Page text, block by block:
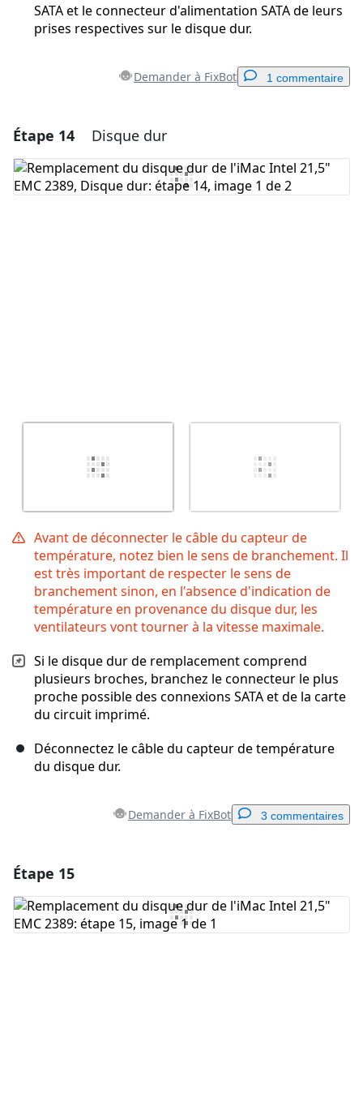
SATA et le connecteur d'alimentation SATA de leurs
prises respectives sur le disque dur.
Demander à FixBot 1 commentaire
Ajouter un commentaire
Ajouter un commentaire
Étape 14 Disque dur
Avant de déconnecter le câble du capteur de
température, notez bien le sens de branchement. Il
est très important de respecter le sens de
branchement sinon, en l'absence d'indication de
température en provenance du disque dur, les
ventilateurs vont tourner à la vitesse maximale.
Si le disque dur de remplacement comprend
plusieurs broches, branchez le connecteur le plus
proche possible des connexions SATA et de la carte
du circuit imprimé.
Déconnectez le câble du capteur de température
du disque dur.
Demander à FixBot 3 commentaires
Ajouter un commentaire
Étape 15